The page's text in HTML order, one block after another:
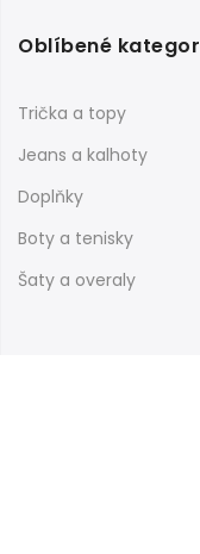
Oblíbené
Trička a topy
Jeans a kalhoty
Doplňky
Boty a tenisky
Šaty a overaly